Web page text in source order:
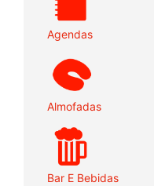
Agendas
Almofadas
Bar E Bebidas